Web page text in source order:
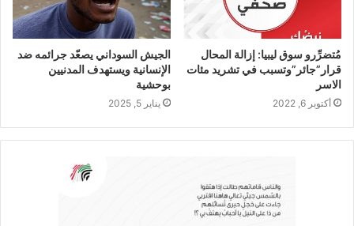
مُتضرِّرو سوق ليبيا: إزالة المحال
قرار”جائر”وتسبب في تشريد مئات
الاسر
أكتوبر 6, 2022
الجيش السوداني يصعّد جرائمه ضد
الإنسانية ويستهدف المدنيين
بوحشية
يناير 5, 2025